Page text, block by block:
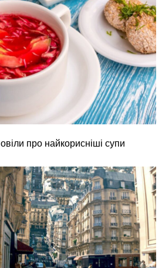
про найкорисніші супи